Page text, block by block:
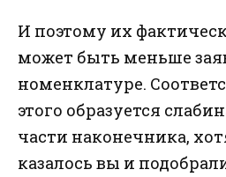
И поэтому их
может быть меньше
номенклатуре.
этого образуется
части наконечника,
казалось вы и